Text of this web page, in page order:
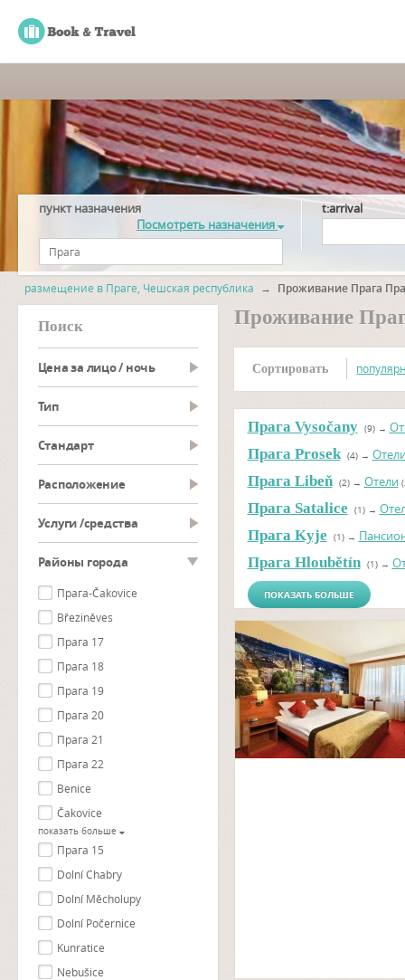
пункт назначения
Посмотреть назначения
t:arrival
размещение в Праге, Чешская республика → Проживание Прага
Поиск
Цена за лицо / ночь
тип
Cтандарт
Pасположение
Услуги /средства
Районы города
Прага-Čakovice
Březiněves
Прага 17
Прага 18
Прага 19
Прага 20
Прага 21
Прага 22
Benice
Čakovice
показать больше
Прага 15
Dolní Chabry
Dolní Měcholupy
Dolní Počernice
Kunratice
Nebušice
Проживание
Сортировать
Прага Vysočany (9)→
Прага Prosek (4)→
Прага Libeň (2)→ Отели
Прага Satalice (1)→
Прага Kyje (1)→
Прага Hloubětín (1)→
ПОКАЗАТЬ БОЛЬШЕ